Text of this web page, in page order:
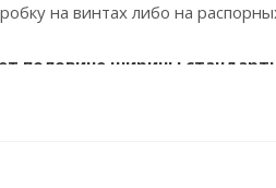
на винтах либо на
половине ширины
стандартной ширине